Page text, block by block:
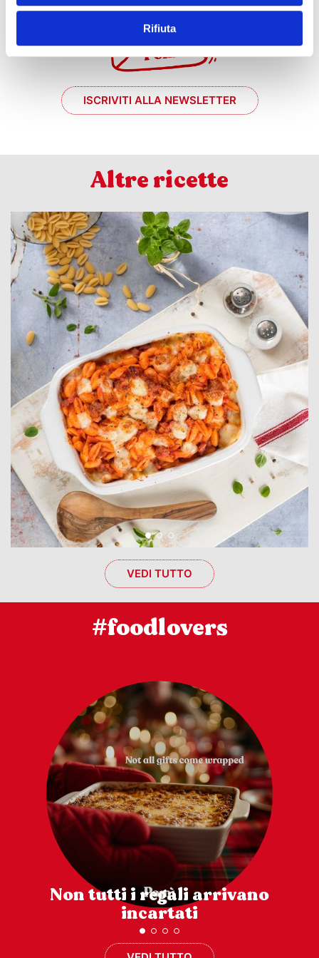
Rifiuta
ISCRIVITI ALLA NEWSLETTER
Altre ricette
VEDI TUTTO
#foodlovers
Non tutti i regali arrivano
incartati